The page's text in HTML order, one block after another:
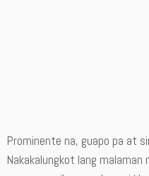
Prominente na, guapo pa at
Nakakalungkot lang